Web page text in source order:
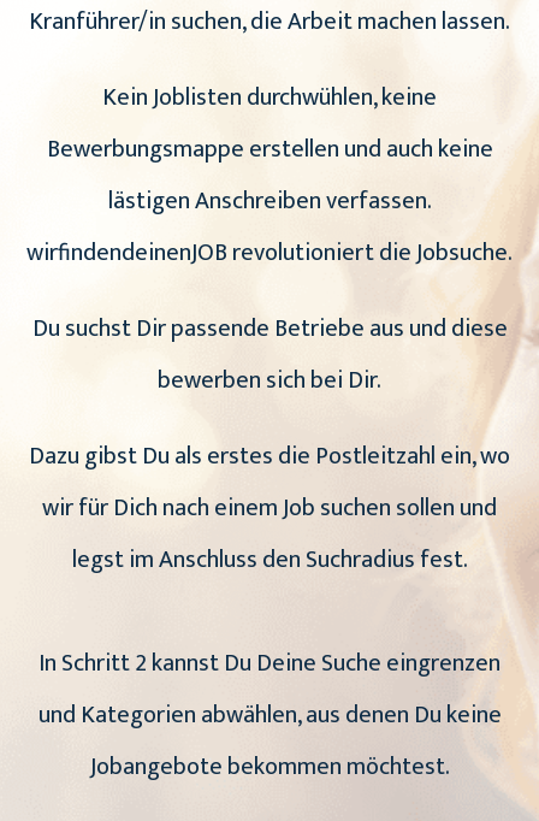
Kranführer/in suchen, die Arbeit machen lassen.
Kein Joblisten durchwühlen, keine
Bewerbungsmappe erstellen und auch keine
lästigen Anschreiben verfassen.
wirfindendeinenJOB revolutioniert die Jobsuche.
Du suchst Dir passende Betriebe aus und diese
bewerben sich bei Dir.
Dazu gibst Du als erstes die Postleitzahl ein, wo
wir für Dich nach einem Job suchen sollen und
legst im Anschluss den Suchradius fest.
In Schritt 2 kannst Du Deine Suche eingrenzen
und Kategorien abwählen, aus denen Du keine
Jobangebote bekommen möchtest.